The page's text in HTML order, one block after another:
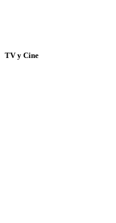
TV y Cine